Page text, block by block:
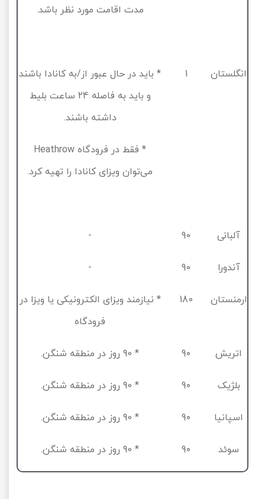
مدت اقامت مورد نظر باشد.
انگلستان
* باید در حال عبور از/به کانادا باشند
و باید به فاصله24ساعت بلیط
داشته باشند.
* فقط در فرودگاهHeathrow
می‌توان ویزای کانادا را تهیه کرد.
آلبانی
آندورا
ارمنستان 180
* نیازمند ویزای الکترونیکی یا ویزا در
فرودگاه
اتریش 90 روز در منطقه شنگن.
بلژیک 90 روز در منطقه شنگن.
اسپانیا 90 روز در منطقه شنگن.
سوئد 90 روز در منطقه شنگن.